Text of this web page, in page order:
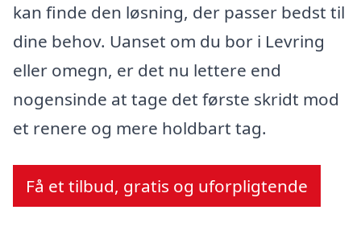
kan finde den løsning, der passer bedst til
dine behov. Uanset om du bor i Levring
eller omegn, er det nu lettere end
nogensinde at tage det første skridt mod
et renere og mere holdbart tag.
Få et tilbud, gratis og uforpligtende